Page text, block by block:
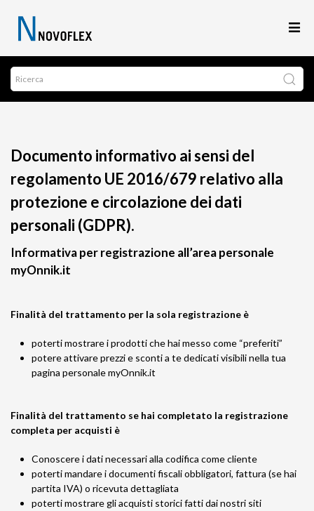
Documento informativo ai sensi del
regolamento UE 2016/679 relativo alla
protezione e circolazione dei dati
personali (GDPR).
Informativa per registrazione all’area personale
myOnnik.it
Finalità del trattamento per la sola registrazione è
poterti mostrare i prodotti che hai messo come “preferiti”
potere attivare prezzi e sconti a te dedicati visibili nella tua
pagina personale myOnnik.it
Finalità del trattamento se hai completato la registrazione
completa per acquisti è
Conoscere i dati necessari alla codifica come cliente
poterti mandare i documenti fiscali obbligatori, fattura (se hai
partita IVA) o ricevuta dettagliata
poterti mostrare gli acquisti storici fatti dai nostri siti